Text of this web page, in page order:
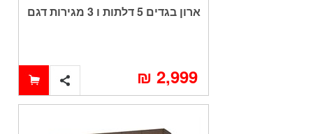
ארון בגדים 5 דלתות ו 3 מגירות דגם
2,999 ₪